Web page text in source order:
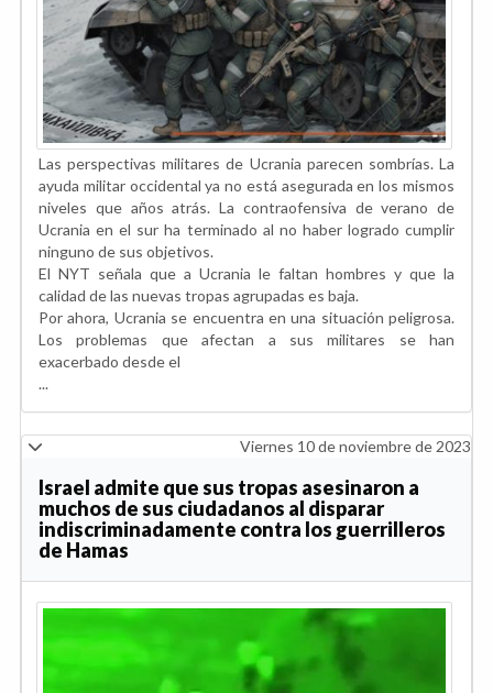
Las perspectivas militares de Ucrania parecen sombrías. La
ayuda militar occidental ya no está asegurada en los mismos
niveles que años atrás. La contraofensiva de verano de
Ucrania en el sur ha terminado al no haber logrado cumplir
ninguno de sus objetivos.
El NYT señala que a Ucrania le faltan hombres y que la
calidad de las nuevas tropas agrupadas es baja.
Por ahora, Ucrania se encuentra en una situación peligrosa.
Los problemas que afectan a sus militares se han
exacerbado desde el
...
Viernes 10 de noviembre de 2023
Israel admite que sus tropas asesinaron a
muchos de sus ciudadanos al disparar
indiscriminadamente contra los guerrilleros
de Hamas